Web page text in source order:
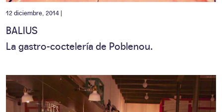
12 diciembre, 2014 |
BALIUS
La gastro-coctelería de Poblenou.